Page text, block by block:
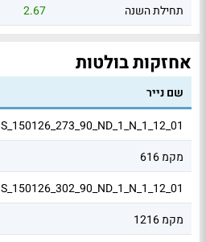
תחילת השנה
2.67
אחזקות בולטות
שם נייר
S_150126_273_90_ND_1_N_1_12_01
מקמ 616
S_150126_302_90_ND_1_N_1_12_01
מקמ 1216